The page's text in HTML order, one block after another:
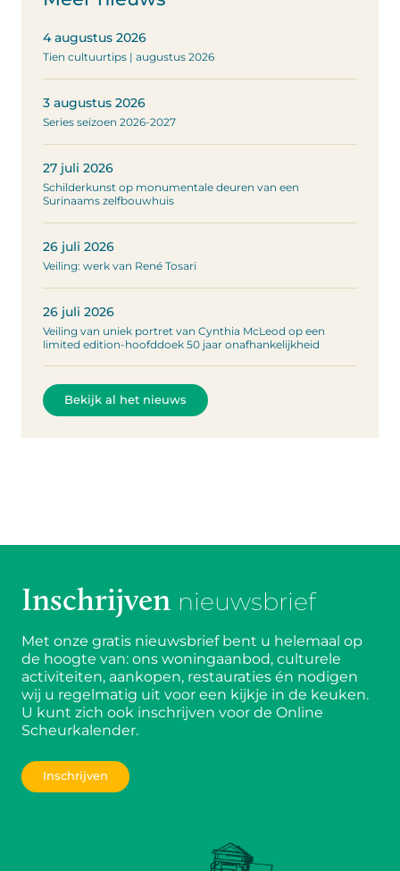
4 augustus 2026
Tien cultuurtips | augustus 2026
3 augustus 2026
Series seizoen 2026-2027
27 juli 2026
Schilderkunst op monumentale deuren van een
Surinaams zelfbouwhuis
26 juli 2026
Veiling: werk van René Tosari
26 juli 2026
Veiling van uniek portret van Cynthia McLeod op een
limited edition-hoofddoek 50 jaar onafhankelijkheid
Bekijk al het nieuws
Inschrijven nieuwsbrief
Met onze gratis nieuwsbrief bent u helemaal op
de hoogte van: ons woningaanbod, culturele
activiteiten, aankopen, restauraties én nodigen
wij u regelmatig uit voor een kijkje in de keuken.
U kunt zich ook inschrijven voor de Online
Scheurkalender.
Inschrijven